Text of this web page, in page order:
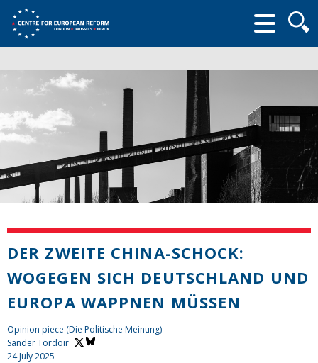
form
DER ZWEITE CHINA-SCHOCK:
WOGEGEN SICH DEUTSCHLAND UND
EUROPA WAPPNEN MÜSSEN
Opinion piece (Die Politische Meinung)
Sander Tordoir
24 July 2025